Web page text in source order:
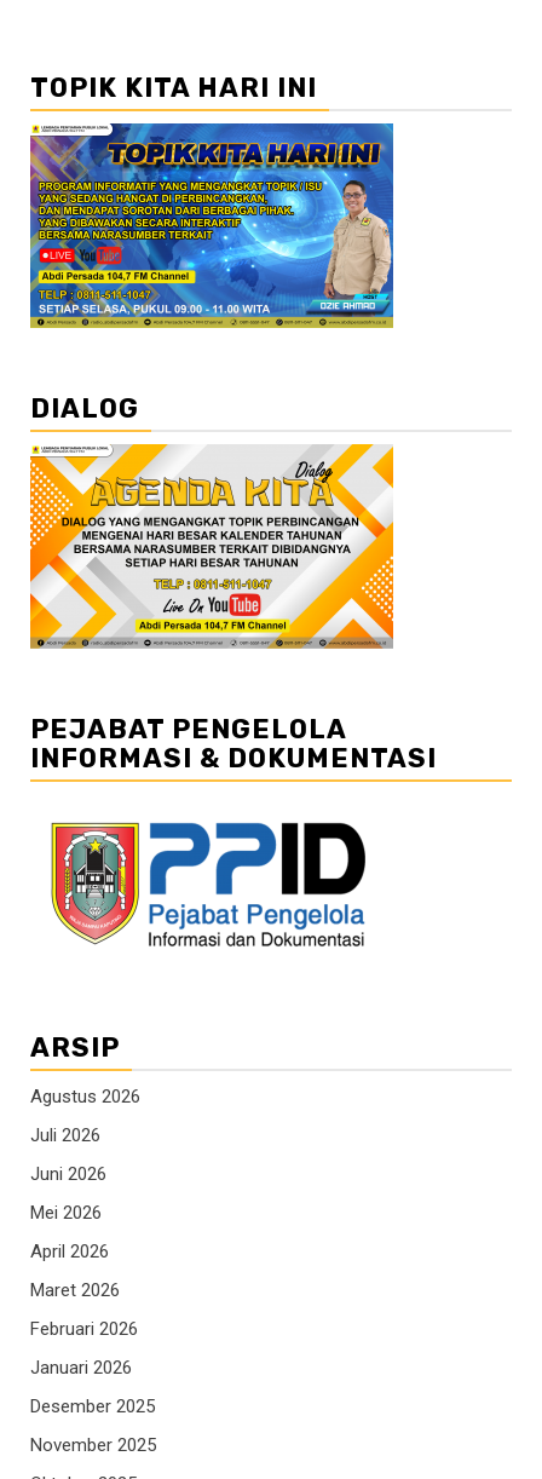
TOPIK KITA HARI INI
DIALOG
PEJABAT PENGELOLA
INFORMASI & DOKUMENTASI
ARSIP
Agustus 2026
Juli 2026
Juni 2026
Mei 2026
April 2026
Maret 2026
Februari 2026
Januari 2026
Desember 2025
November 2025